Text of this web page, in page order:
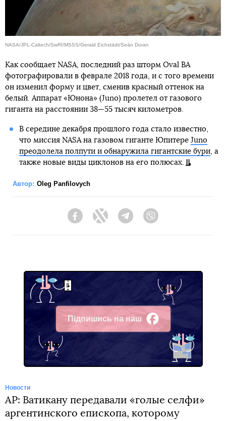
NASA/JPL-Caltech/SwRI/MSSS/Gerald Eichstädt/Seán Doran
Как сообщает NASA, последний раз шторм Oval BA
фотографировали в феврале 2018 года, и с того времени
он изменил форму и цвет, сменив красный оттенок на
белый. Аппарат «Юнона» (Juno) пролетел от газового
гиганта на расстоянии 38—55 тысяч километров.
В середине декабря прошлого года стало известно,
что миссия NASA на газовом гиганте Юпитере Juno
преодолела полпути и обнаружила гигантские бури, а
также новые виды циклонов на его полюсах.
Автор: Oleg Panfilovych
FacebookTwitter Telegram
Підпишись на наш
Facebook
Новости
AP: Ватикану передавали «голые селфи»
аргентинского епископа, которому